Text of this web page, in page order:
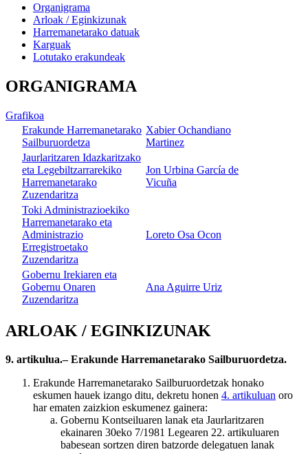
Organigrama
Arloak / Eginkizunak
Harremanetarako datuak
Karguak
Lotutako erakundeak
ORGANIGRAMA
Grafikoa
Erakunde Harremanetarako
Sailburuordetza
Xabier Ochandiano
Martinez
Jaurlaritzaren Idazkaritzako
eta Legebiltzarrarekiko
Harremanetarako
Zuzendaritza
Jon Urbina García de
Vicuña
Toki Administrazioekiko
Harremanetarako eta
Administrazio
Erregistroetako
Zuzendaritza
Loreto Osa Ocon
Gobernu Irekiaren eta
Gobernu Onaren
Zuzendaritza
Ana Aguirre Uriz
ARLOAK / EGINKIZUNAK
9. artikulua.– Erakunde Harremanetarako Sailburuordetza.
Erakunde Harremanetarako Sailburuordetzak honako
eskumen hauek izango ditu, dekretu honen 4. artikuluan oro
har ematen zaizkion eskumenez gainera:
Gobernu Kontseiluaren lanak eta Jaurlaritzaren
ekainaren 30eko 7/1981 Legearen 22. artikuluaren
babesean sortzen diren batzorde delegatuen lanak